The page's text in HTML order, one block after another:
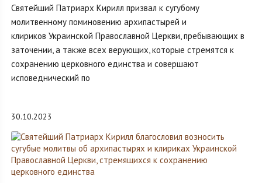
Святейший Патриарх Кирилл призвал к сугубому
молитвенному поминовению архипастырей и
клириков Украинской Православной Церкви, пребывающих в
заточении, а также всех верующих, которые стремятся к
сохранению церковного единства и совершают
исповеднический по
30.10.2023